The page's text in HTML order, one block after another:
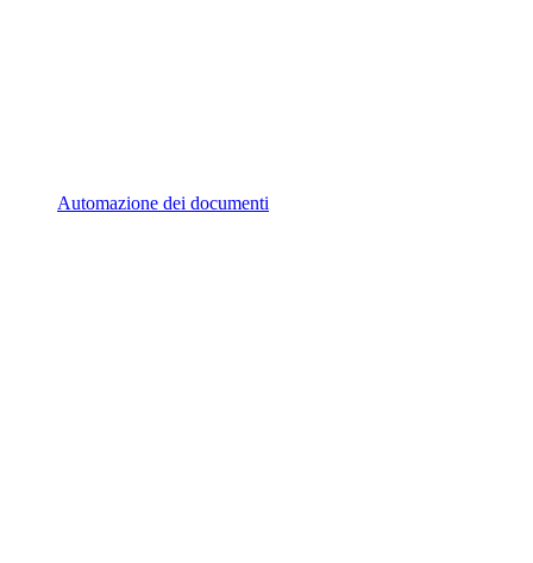
Automazione dei documenti